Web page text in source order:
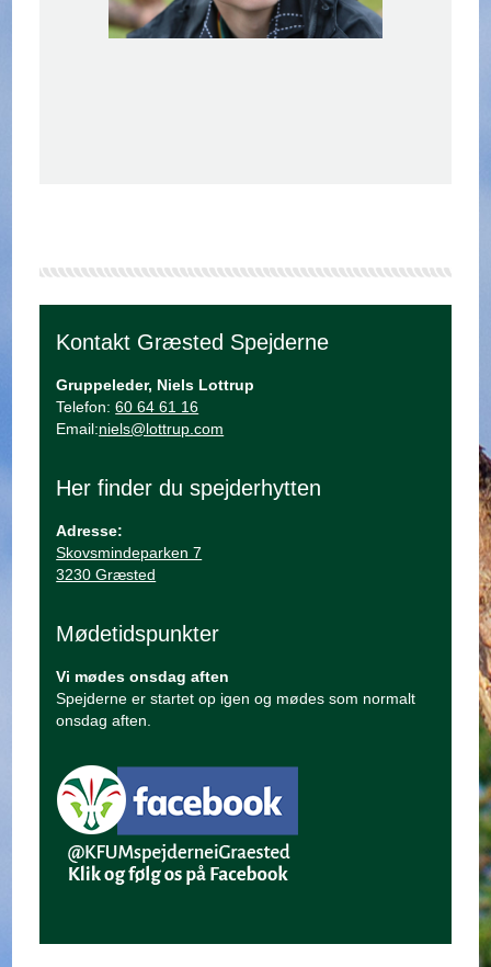
Kontakt Græsted Spejderne
Gruppeleder, Niels Lottrup
Telefon:60 64 61 16
Email:niels@lottrup.com
Her finder du spejderhytten
Adresse:
Skovsmindeparken 7
3230 Græsted
Mødetidspunkter
Vi mødes onsdag aften
Spejderne er startet op igen og mødes som normalt
onsdag aften.